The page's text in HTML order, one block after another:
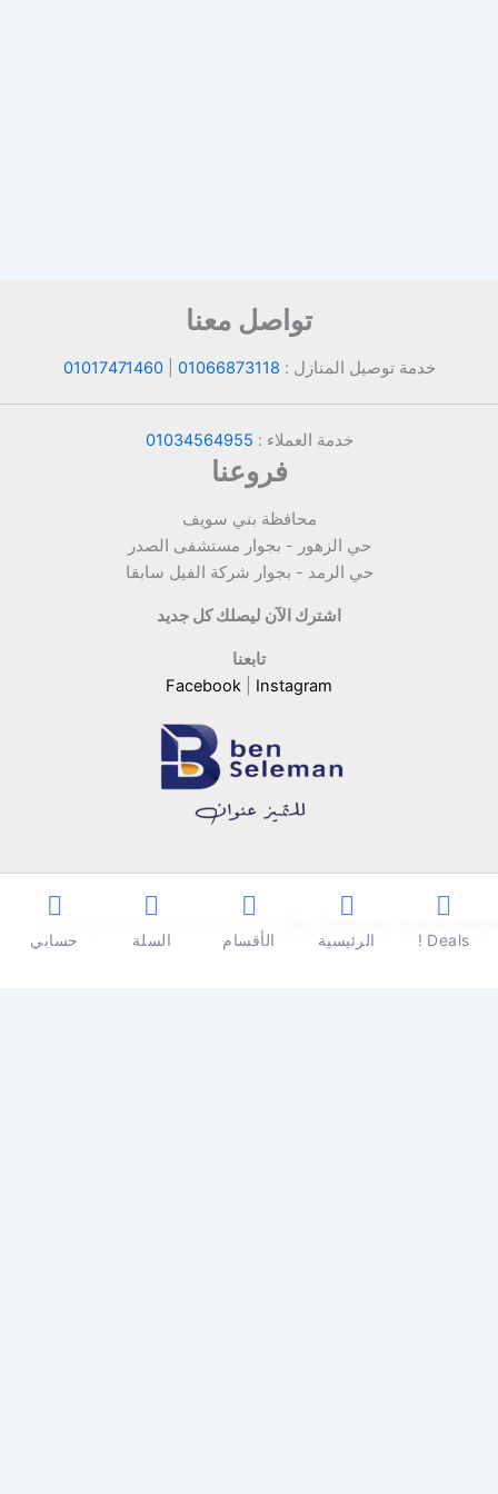
تواصل معنا
خدمة توصيل المنازل : 01066873118
|
01017471460
خدمة العملاء : 01034564955
فروعنا
محافظة بني سويف
حي الزهور - بجوار مستشفى الصدر
حي الرمد - بجوار شركة الفيل سابقا
اشترك الآن ليصلك كل جديد
تابعنا
Facebook
Instagram
Deals ! الرئيسية الأقسام السلة حسابي